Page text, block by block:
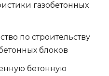
газобетонных
по строительству
блоков
бетонную